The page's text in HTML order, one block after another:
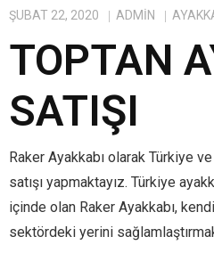
ŞUBAT 22, 2020 ADMIN
TOPTAN
SATIŞI
Raker Ayakkabı olarak Türkiye
satışı yapmaktayız. Türkiye
içinde olan Raker Ayakkabı,
sektördeki yerini